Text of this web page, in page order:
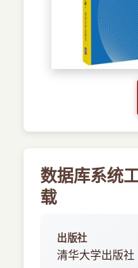
数据库系统
载
出版社
清华大学出版社